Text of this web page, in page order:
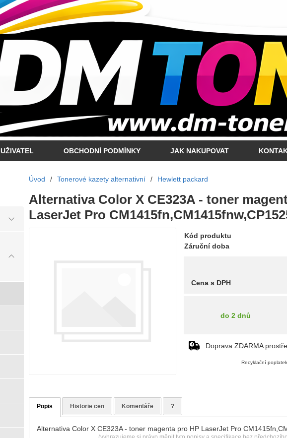
UŽIVATEL OBCHODNÍ PODMÍNKY JAK NAKUPOVAT
Úvod / Tonerové kazety alternativní / Hewlett packard
Alternativa Color X CE323A - toner
LaserJet Pro
Kód produktu
Záruční doba
Cena s DPH
do 2 dnů
Doprava ZDARMA
Recyklační
Popis Historie cen Komentáře ?
Alternativa Color X CE323A - toner magenta pro HP LaserJet Pro